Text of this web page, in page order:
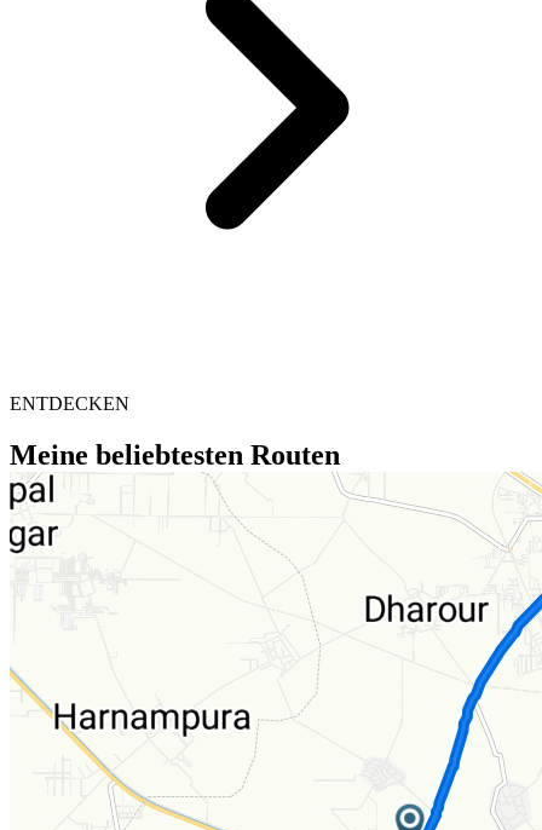
ENTDECKEN
Meine beliebtesten Routen